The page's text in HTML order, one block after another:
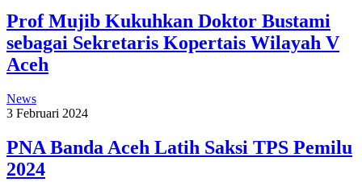
Prof Mujib Kukuhkan Doktor Bustami
sebagai Sekretaris Kopertais Wilayah V
Aceh
News
3 Februari 2024
PNA Banda Aceh Latih Saksi TPS Pemilu
2024